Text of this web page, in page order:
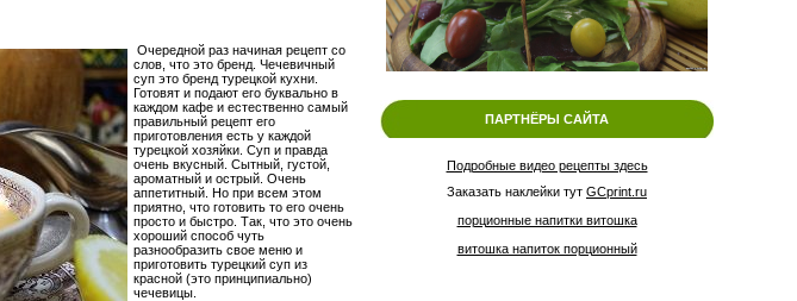
Очередной раз начиная рецепт со
слов, что это бренд. Чечевичный
суп это бренд турецкой кухни.
Готовят и подают его буквально в
каждом кафе и естественно самый
правильный рецепт его
приготовления есть у каждой
турецкой хозяйки. Суп и правда
очень вкусный. Сытный, густой,
ароматный и острый. Очень
аппетитный. Но при всем этом
приятно, что готовить то его очень
просто и быстро. Так, что это очень
хороший способ чуть
разнообразить свое меню и
приготовить турецкий суп из
красной (это принципиально)
чечевицы.
ПАРТНЁРЫ САЙТА
Подробные видео рецепты здесь
Заказать наклейки тут GCprint.ru
порционные напитки витошка
витошка напиток порционный